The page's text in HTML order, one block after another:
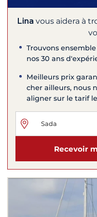
Lina vous aidera à
Trouvons
nos 30 ans
Meilleurs prix
cher ailleurs, nous
aligner sur le tarif
Recevoir